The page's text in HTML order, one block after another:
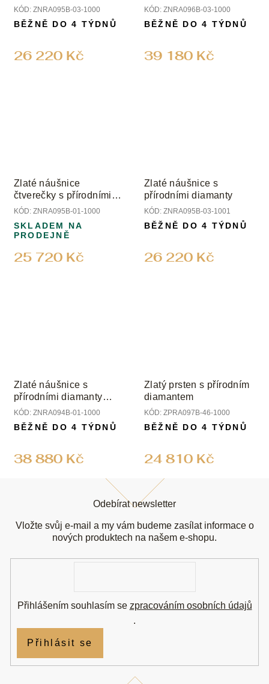
diamanty
KÓD: ZNRA095B-03-1000
26 220 Kč
BĚŽNĚ DO 4 TÝDNŮ
KÓD: ZNRA096B-03-1000
39 180 Kč
BĚŽNĚ DO 4 TÝDNŮ
Zlaté náušnice
čtverečky s přírodními
diamanty
KÓD: ZNRA095B-01-1000
25 720 Kč
SKLADEM NA
PRODEJNĚ
Zlaté náušnice s
přírodními diamanty
KÓD: ZNRA095B-03-1001
26 220 Kč
BĚŽNĚ DO 4 TÝDNŮ
Zlaté náušnice s
přírodními diamanty
princess
KÓD: ZNRA094B-01-1000
38 880 Kč
BĚŽNĚ DO 4 TÝDNŮ
Zlatý prsten s přírodním
diamantem
KÓD: ZPRA097B-46-1000
24 810 Kč
BĚŽNĚ DO 4 TÝDNŮ
Odebírat newsletter
Vložte svůj e-mail a my vám budeme zasílat informace o
nových produktech na našem e-shopu.
Přihlášením souhlasím se zpracováním osobních údajů
.
Přihlásit se